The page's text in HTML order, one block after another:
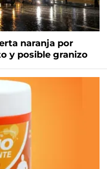
naranja por
y posible granizo